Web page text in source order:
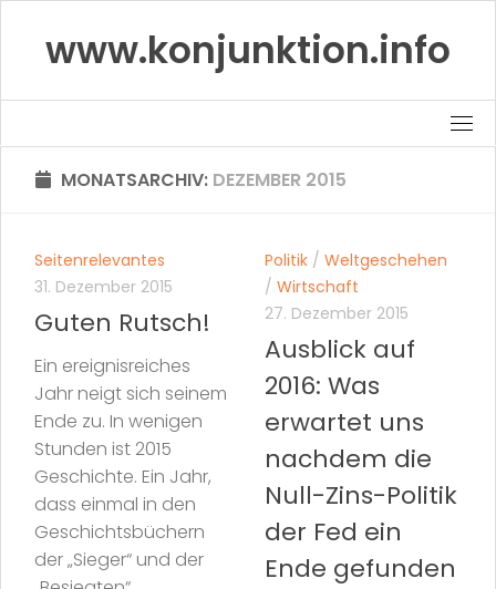
contentwww.konjunktion.info
MONATSARCHIV: DEZEMBER 2015
Seitenrelevantes
31. Dezember 2015
Guten Rutsch!
Ein ereignisreiches
Jahr neigt sich seinem
Ende zu. In wenigen
Stunden ist 2015
Geschichte. Ein Jahr,
dass einmal in den
Geschichtsbüchern
der „Sieger“ und der
Politik / Weltgeschehen
/ Wirtschaft
27. Dezember 2015
Ausblick auf
2016: Was
erwartet uns
nachdem die
Null-Zins-Politik
der Fed ein
Ende gefunden